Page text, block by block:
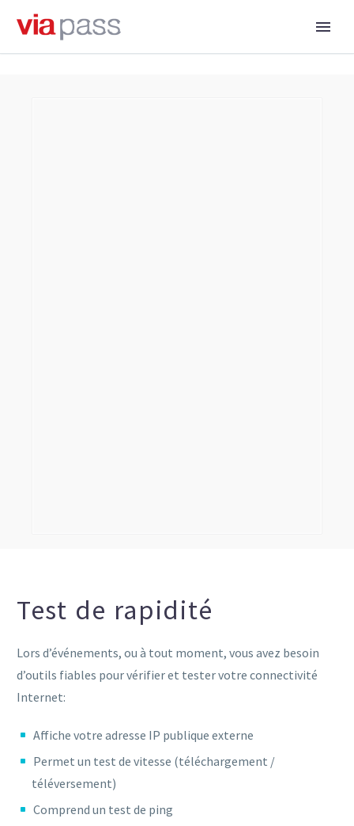
Test de rapidité
Lors d’événements, ou à tout moment, vous avez besoin
d’outils fiables pour vérifier et tester votre connectivité
Internet:
Affiche votre adresse IP publique externe
Permet un test de vitesse (téléchargement /
téléversement)
Comprend un test de ping